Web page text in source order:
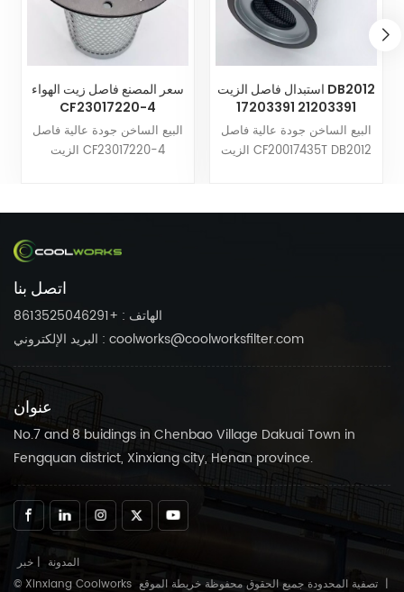
سعر المصنع فاصل زيت الهواء
CF23017220-4
25300065-533
25300065-033 يستخدم
البيع الساخن جودة عالية فاصل
الزيت CF23017220-4
يمكن تخصيص تجهيزات ضاغط
CoolWorks منتجات موثوقة
استبدال فاصل الزيت DB2012
17203391 21203391
KV210-019 للضاغط اللولبي
بالجملة
البيع الساخن جودة عالية فاصل
الزيت CF20017435T DB2012
تخصيص تجهيزات ضاغط الهواء
اتصل بنا
الهاتف : +8613525046291
البريد الإلكتروني : coolworks@coolworksfilter.com
عنوان
No.7 and 8 buidings in Chenbao Village Dakuai Town in
Fengquan district, Xinxiang city, Henan province.
المدونة | خبر
© Xinxiang Coolworks تصفية المحدودة جميع الحقوق محفوظة |